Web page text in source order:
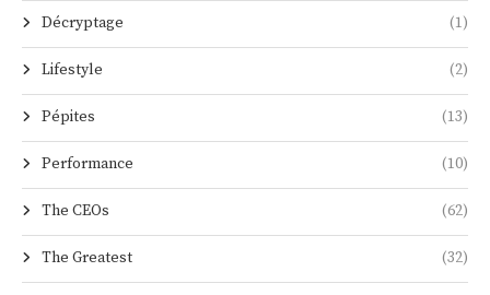
Décryptage (1)
Lifestyle (2)
Pépites (13)
Performance (10)
The CEOs (62)
The Greatest (32)